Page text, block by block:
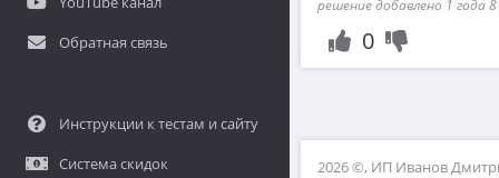
Обратная связь
Инструкции к тестам и сайту
Система скидок
решение добавлено 1 года 8
0
2026 ©, ИП Иванов